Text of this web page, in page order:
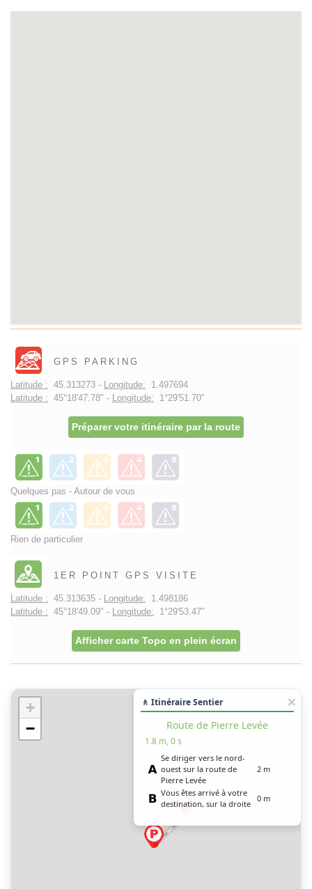
GPS PARKING
Latitude : 45.313273 - Longitude: 1.497694
Latitude : 45°18'47.78" - Longitude: 1°29'51.70"
Préparer votre itinéraire par la route
Quelques pas - Autour de vous
Rien de particulier
1ER POINT GPS VISITE
Latitude : 45.313635 - Longitude: 1.498186
Latitude : 45°18'49.09" - Longitude: 1°29'53.47"
Afficher carte Topo en plein écran
+
−
🚶 Itinéraire Sentier
Route de Pierre Levée
1.8 m, 0 s
Se diriger vers le nord-
ouest sur la route de
Pierre Levée
2 m
Vous êtes arrivé à votre
destination, sur la droite
0 m